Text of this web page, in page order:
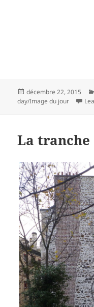
Posted
on
décembre 22, 2015
day/Image du jour
La tranche